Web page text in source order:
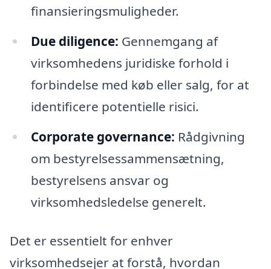
finansieringsmuligheder.
Due diligence: Gennemgang af
virksomhedens juridiske forhold i
forbindelse med køb eller salg, for at
identificere potentielle risici.
Corporate governance: Rådgivning
om bestyrelsessammensætning,
bestyrelsens ansvar og
virksomhedsledelse generelt.
Det er essentielt for enhver
virksomhedsejer at forstå, hvordan